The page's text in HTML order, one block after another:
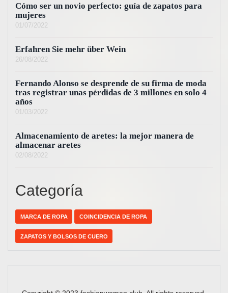
Cómo ser un novio perfecto: guía de zapatos para
mujeres
01/07/2022
Erfahren Sie mehr über Wein
26/08/2022
Fernando Alonso se desprende de su firma de moda
tras registrar unas pérdidas de 3 millones en solo 4
años
01/03/2022
Almacenamiento de aretes: la mejor manera de
almacenar aretes
02/08/2022
Categoría
MARCA DE ROPA COINCIDENCIA DE ROPA
ZAPATOS Y BOLSOS DE CUERO